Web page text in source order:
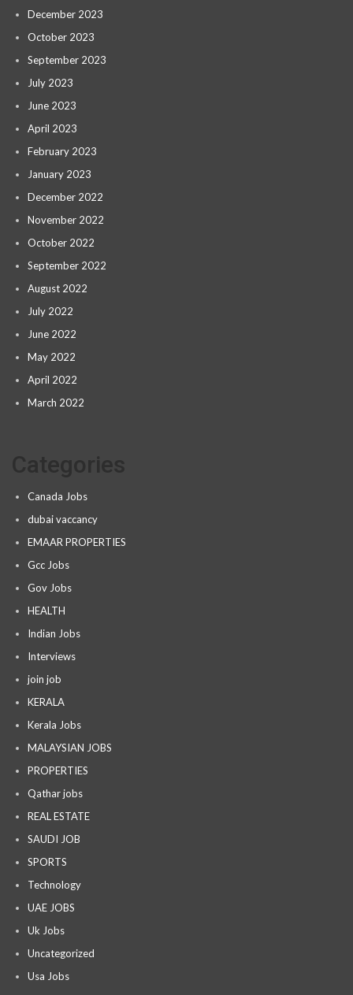
December 2023
October 2023
September 2023
July 2023
June 2023
April 2023
February 2023
January 2023
December 2022
November 2022
October 2022
September 2022
August 2022
July 2022
June 2022
May 2022
April 2022
March 2022
Canada Jobs
dubai vaccancy
EMAAR PROPERTIES
Gcc Jobs
Gov Jobs
HEALTH
Indian Jobs
Interviews
join job
KERALA
Kerala Jobs
MALAYSIAN JOBS
PROPERTIES
Qathar jobs
REAL ESTATE
SAUDI JOB
SPORTS
Technology
UAE JOBS
Uk Jobs
Uncategorized
Usa Jobs